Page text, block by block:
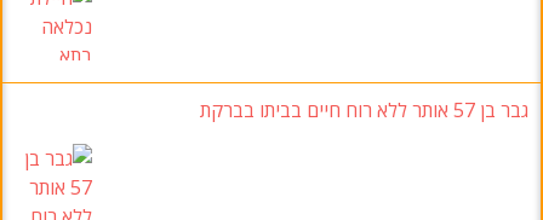
גבר בן 57 אותר ללא רוח חיים בביתו בברקת